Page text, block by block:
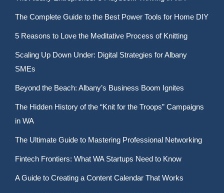
The Complete Guide to the Best Power Tools for Home DIY
5 Reasons to Love the Meditative Process of Knitting
Scaling Up Down Under: Digital Strategies for Albany
SMEs
Beyond the Beach: Albany’s Business Boom Ignites
The Hidden History of the “Knit for the Troops” Campaigns
in WA
The Ultimate Guide to Mastering Professional Networking
Fintech Frontiers: What WA Startups Need to Know
A Guide to Creating a Content Calendar That Works